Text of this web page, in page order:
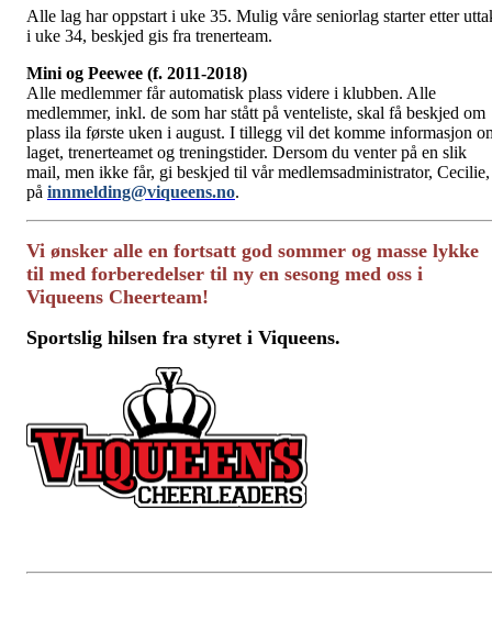
Alle lag har oppstart i uke 35. Mulig våre seniorlag starter etter
i uke 34, beskjed gis fra trenerteam.
Mini og Peewee (f. 2011-2018)
Alle medlemmer får automatisk plass videre i klubben. Alle
medlemmer, inkl. de som har stått på venteliste, skal få beskjed om
plass ila første uken i august. I tillegg vil det komme informasjon
laget, trenerteamet og treningstider. Dersom du venter på en slik
mail, men ikke får, gi beskjed til vår medlemsadministrator, Cecilie,
på innmelding@viqueens.no.
Vi ønsker alle en fortsatt god sommer og masse lykke
til med forberedelser til ny en sesong med oss i
Viqueens Cheerteam!
Sportslig hilsen fra styret i Viqueens.